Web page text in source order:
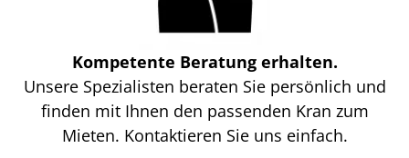
Kompetente Beratung erhalten.
Unsere Spezialisten beraten Sie persönlich und
finden mit Ihnen den passenden Kran zum
Mieten. Kontaktieren Sie uns einfach.